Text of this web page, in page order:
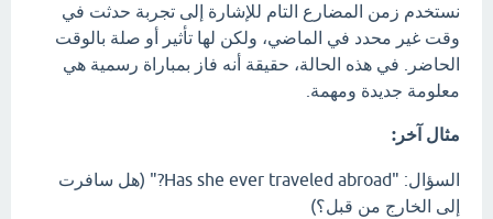
نستخدم زمن المضارع التام للإشارة إلى تجربة حدثت في
وقت غير محدد في الماضي، ولكن لها تأثير أو صلة بالوقت
الحاضر. في هذه الحالة، حقيقة أنه فاز بمباراة رسمية هي
معلومة جديدة ومهمة.
مثال آخر:
السؤال: "Has she ever traveled abroad?" (هل سافرت
إلى الخارج من قبل؟)